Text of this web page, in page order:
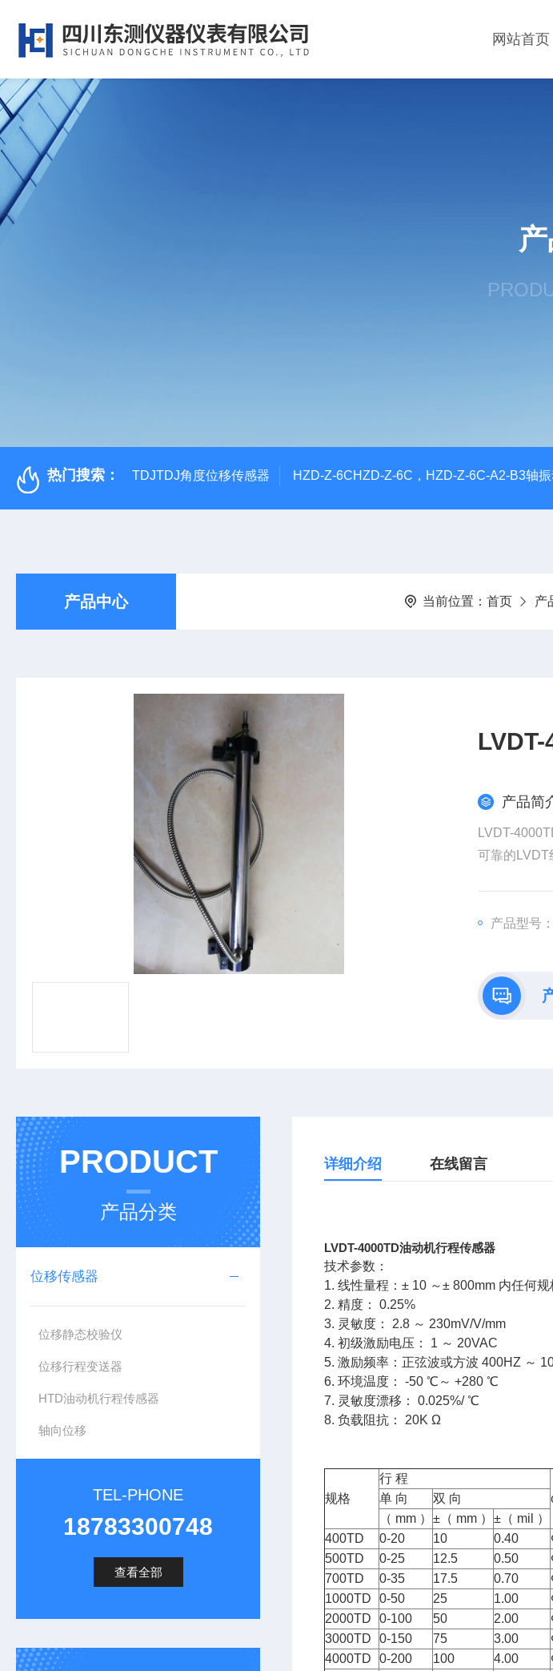
网站首页
热门搜索： TDJTDJ角度位移传感器 HZD-Z-6CHZD-Z-6C，HZD-Z-6C-A2-B3轴
产品中心 当前位置： 首页 产
产品简
LVDT-
可靠的
产品型号
PRODUCT
产品分类
位移传感器
位移静态校验仪
位移行程变送器
HTD油动机行程传感器
轴向位移
TEL-PHONE
18783300748
查看全部
详细介绍 在线留言
LVDT-4000TD油动机行程传感器
技术参数：
1. 线性量程：± 10 ～± 800mm 内任何规
2. 精度： 0.25%
3. 灵敏度： 2.8 ～ 230mV/V/mm
4. 初级激励电压： 1 ～ 20VAC
5. 激励频率：正弦波或方波 400HZ ～
6. 环境温度： -50 ℃～ +280 ℃
7. 灵敏度漂移： 0.025%/ ℃
8. 负载阻抗： 20K Ω
规格
行 程
单 向
双 向
（ mm ） ±（ mm ） ±（ mil ）
400TD
0-20 10 0.40
500TD
0-25 12.5 0.50
700TD
0-35 17.5 0.70
1000TD
0-50 25 1.00
2000TD
0-100 50 2.00
3000TD
0-150 75 3.00
4000TD
0-200 100 4.00